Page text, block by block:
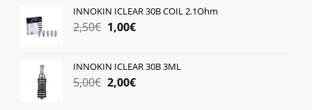
2,50€.είναι:
1,00€.
INNOKIN ICLEAR 30B COIL 2.1Ohm
2,50€ Original
2,50€.
1,00€Η
είναι:
1,00€.
INNOKIN ICLEAR 30B 3ML
5,00€ Original
2,00€Η